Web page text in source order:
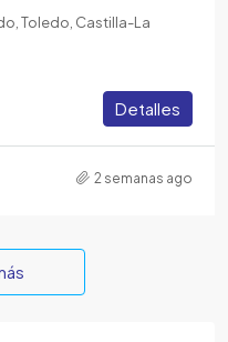
Toledo, Castilla-La
Detalles
2 semanas ago